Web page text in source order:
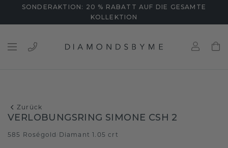
SONDERAKTION: 20 % RABATT AUF DIE GESAMTE
KOLLEKTION
Zurück
VERLOBUNGSRING SIMONE CSH 2
585 Roségold Diamant 1.05 crt